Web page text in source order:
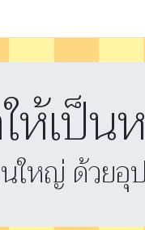
ห้เป็น
นใหญ่ ด้วย